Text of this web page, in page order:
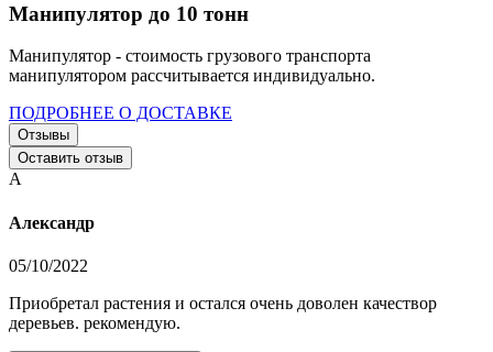
Манипулятор до 10 тонн
Манипулятор - стоимость грузового транспорта
манипулятором рассчитывается индивидуально.
ПОДРОБНЕЕ О ДОСТАВКЕ
Отзывы
Оставить отзыв
А
Александр
05/10/2022
Приобретал растения и остался очень доволен качествор
деревьев. рекомендую.